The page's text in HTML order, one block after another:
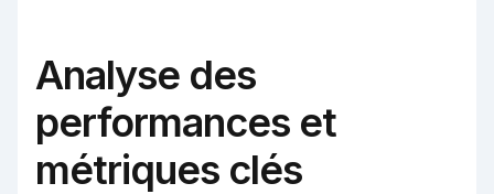
Analyse des
performances et
métriques clés